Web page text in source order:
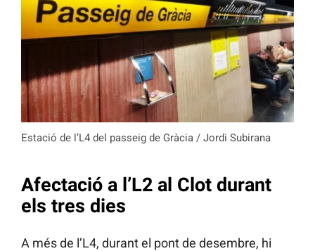
Estació de l’L4 del passeig de Gràcia / Jordi Subirana
Afectació a l’L2 al Clot durant
els tres dies
A més de l’L4, durant el pont de desembre, hi